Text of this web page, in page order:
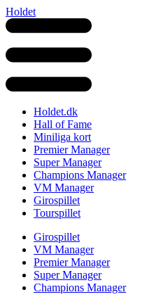
Holdet
Holdet.dk
Hall of Fame
Miniliga kort
Premier Manager
Super Manager
Champions Manager
VM Manager
Girospillet
Tourspillet
Girospillet
VM Manager
Premier Manager
Super Manager
Champions Manager